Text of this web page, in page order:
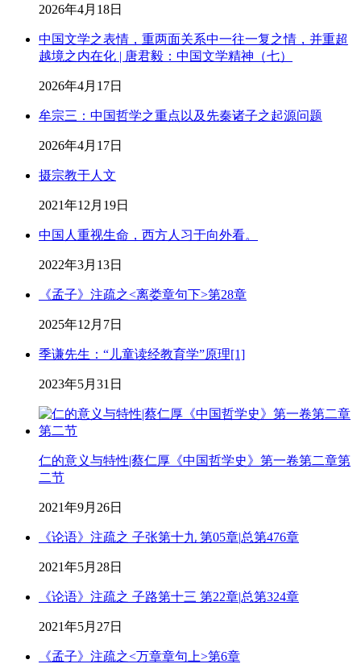
2026年4月18日
中国文学之表情，重两面关系中一往一复之情，并重超
越境之内在化 | 唐君毅：中国文学精神（七）
2026年4月17日
牟宗三：中国哲学之重点以及先秦诸子之起源问题
2026年4月17日
摄宗教于人文
2021年12月19日
中国人重视生命，西方人习于向外看。
2022年3月13日
《孟子》注疏之<离娄章句下>第28章
2025年12月7日
季谦先生：“儿童读经教育学”原理[1]
2023年5月31日
仁的意义与特性|蔡仁厚《中国哲学史》第一卷第二章第
二节
2021年9月26日
《论语》注疏之 子张第十九 第05章|总第476章
2021年5月28日
《论语》注疏之 子路第十三 第22章|总第324章
2021年5月27日
《孟子》注疏之<万章章句上>第6章